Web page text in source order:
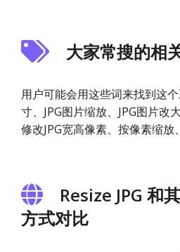
大家常搜的相
用户可能会用这些词来找到这
寸、JPG图片缩放、JPG图片改
修改JPG宽高像素、按像素缩放
Resize JPG 和
方式对比